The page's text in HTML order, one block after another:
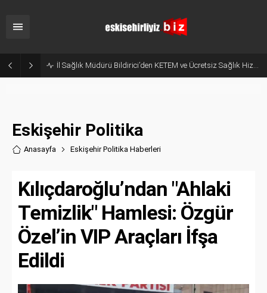
İl Sağlık Müdürü Bildirici’den KETEM ve Ücretsiz Sağlık Hizmetleri Çağrısı!
Eskişehir Politika
Anasayfa Eskişehir Politika Haberleri
Kılıçdaroğlu’ndan "Ahlaki
Temizlik" Hamlesi: Özgür
Özel’in VIP Araçları İfşa
Edildi